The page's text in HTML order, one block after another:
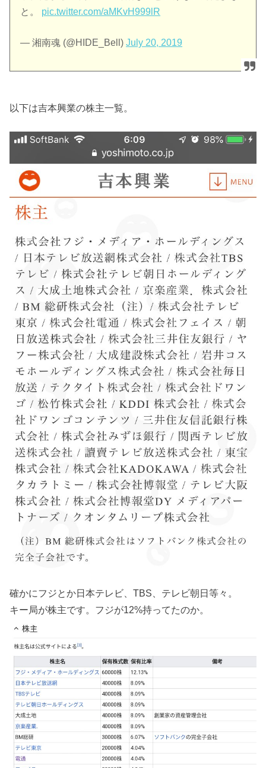
と。 pic.twitter.com/aMKvH999lR
— 湘南魂 (@HIDE_Bell)July 20, 2019
以下は吉本興業の株主一覧。
確かにフジとか日本テレビ、TBS、テレビ朝日等々。
キー局が株主です。フジが12%持ってたのか。